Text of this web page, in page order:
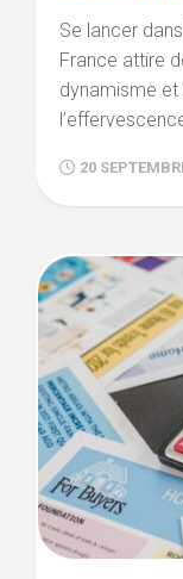
Se lancer
France attire
dynamisme
20